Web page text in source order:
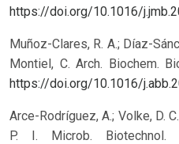
https://doi.org/10.1016/
Muñoz-Clares, R. A.; Díaz-
Montiel, C. Arch. Biochem.
https://doi.org/10.1016/
Arce-Rodríguez, A.; Volke, D.
P. I. Microb. Biotechnol.